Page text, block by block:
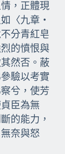
，正體現
〈九章‧
分青紅皂
的憤恨與
然否。蔽
驗以考實
兮，使芳
臣為無
的能力，
奈與怒